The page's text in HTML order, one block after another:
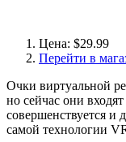
Цена: $29.99
Перейти в
Очки виртуальной
но сейчас они
совершенствуется и
самой технологии